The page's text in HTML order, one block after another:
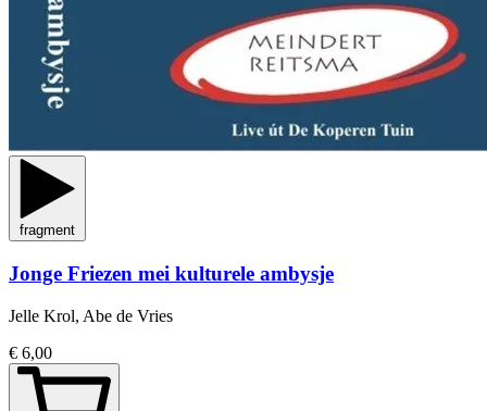
fragment
Jonge Friezen mei kulturele ambysje
Jelle Krol, Abe de Vries
€ 6,00